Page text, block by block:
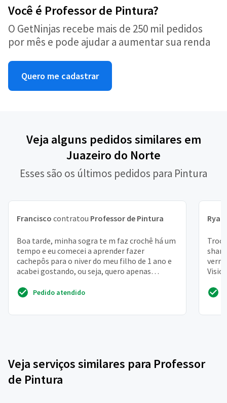
Você é Professor de Pintura?
O GetNinjas recebe mais de 250 mil pedidos
por mês e pode ajudar a aumentar sua renda
Quero me cadastrar
Veja alguns pedidos similares em
Juazeiro do Norte
Esses são os últimos pedidos para Pintura
Francisco contratou Professor de Pintura
Boa tarde, minha sogra te m faz crochê há um
tempo e eu comecei a aprender fazer
cachepôs para o niver do meu filho de 1 ano e
acabei gostando, ou seja, quero apenas
Pedido atendido
Ryan
Veja serviços similares para Professor
de Pintura